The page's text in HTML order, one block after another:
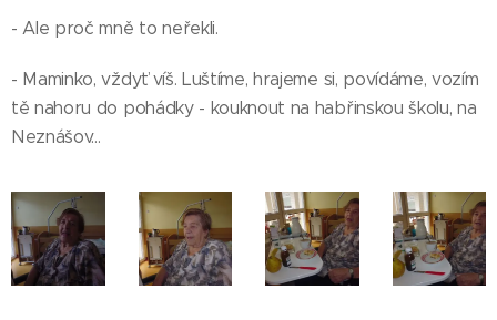
- Ale proč mně to neřekli.
- Maminko, vždyť víš. Luštíme, hrajeme si, povídáme, vozím
tě nahoru do pohádky - kouknout na habřinskou školu, na
Neznášov...